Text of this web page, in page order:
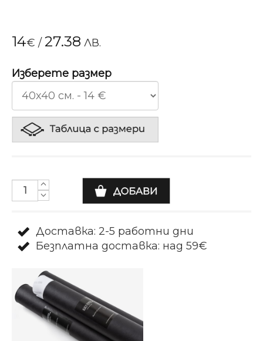
14€ / 27.38 ЛВ.
Изберете размер
Доставка: 2-5 работни дни
Безплатна доставка: над 59€